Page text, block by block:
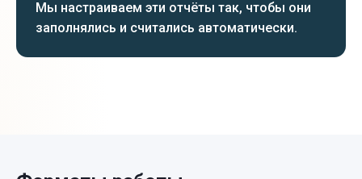
Мы настраиваем эти отчёты так, чтобы они
заполнялись и считались автоматически.